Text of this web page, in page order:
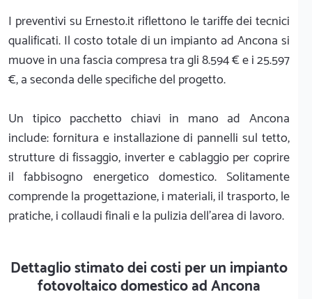
I preventivi su Ernesto.it riflettono le tariffe dei tecnici
qualificati. Il costo totale di un impianto ad Ancona si
muove in una fascia compresa tra gli 8.594 € e i 25.597
€, a seconda delle specifiche del progetto.
Un tipico pacchetto chiavi in mano ad Ancona
include: fornitura e installazione di pannelli sul tetto,
strutture di fissaggio, inverter e cablaggio per coprire
il fabbisogno energetico domestico. Solitamente
comprende la progettazione, i materiali, il trasporto, le
pratiche, i collaudi finali e la pulizia dell'area di lavoro.
Dettaglio stimato dei costi per un impianto
fotovoltaico domestico ad Ancona